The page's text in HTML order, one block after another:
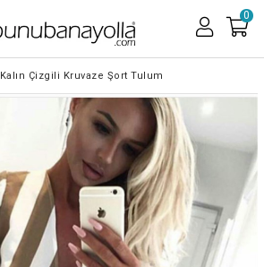
0
Kalın Çizgili Kruvaze Şort Tulum